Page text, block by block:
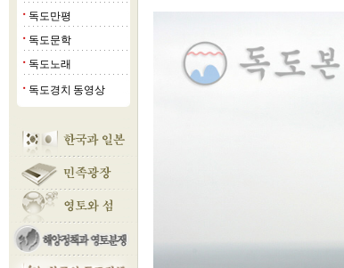
■ 독도만평
■ 독도문학
■ 독도노래
■ 독도경치 동영상